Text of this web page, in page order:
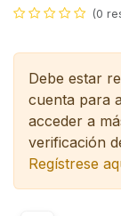
(0
Debe estar
cuenta para
acceder a
verificación
Regístrese